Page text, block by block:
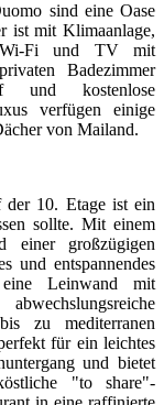
sind eine Oase
ist mit Klimaanlage,
Wi-Fi und TV mit
Badezimmer
und kostenlose
verfügen einige
von Mailand.
10. Etage ist ein
sollte. Mit einem
einer großzügigen
und entspannendes
Leinwand mit
zu mediterranen
für ein leichtes
und bietet
"to share"-